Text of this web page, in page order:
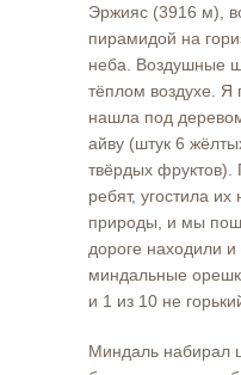
Эржияс (3916 м),
пирамидой на
неба. Воздушные
тёплом воздухе. Я
нашла под
айву (штук 6
твёрдых
ребят, угостила
природы, и мы
дороге находили
миндальные
и 1 из 10 не
Миндаль набирал